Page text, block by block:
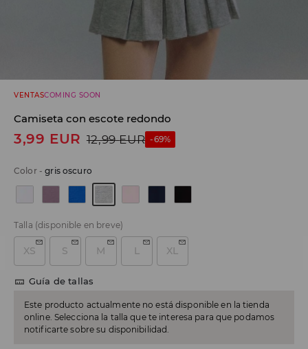
VENTASCOMING SOON
Camiseta con escote redondo
3,99 EUR 12,99 EUR -69%
Color-gris oscuro
Talla (disponible en breve)
XS S M L XL
Guía de tallas
Este producto actualmente no está disponible en la tienda
online. Selecciona la talla que te interesa para que podamos
notificarte sobre su disponibilidad.